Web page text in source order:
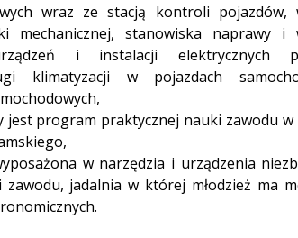
wraz ze stacją kontroli pojazdów,
mechanicznej, stanowiska naprawy i
i instalacji elektrycznych
klimatyzacji w pojazdach
program praktycznej nauki zawodu w
w narzędzia i urządzenia
jadalnia w której młodzież ma